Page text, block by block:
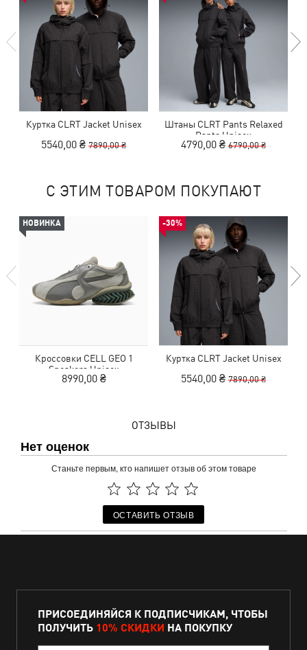
Куртка CLRT Jacket Unisex
5540,00 ₴ 7890,00 ₴
Штаны CLRT Pants Relaxed
Pants Unisex
4790,00 ₴ 6790,00 ₴
С ЭТИМ ТОВАРОМ ПОКУПАЮТ
НОВИНКА
Кроссовки CELL GEO 1
Sneakers Unisex
8990,00 ₴
-30%
Куртка CLRT Jacket Unisex
5540,00 ₴ 7890,00 ₴
ОТЗЫВЫ
Нет оценок
Станьте первым, кто напишет отзыв об этом товаре
ОСТАВИТЬ ОТЗЫВ
ПРИСОЕДИНЯЙСЯ К ПОДПИСЧИКАМ, ЧТОБЫ
ПОЛУЧИТЬ 10% СКИДКИ НА ПОКУПКУ